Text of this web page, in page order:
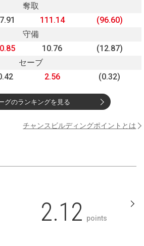
奪取
111.14
(96.60)
守備
10.76
(12.87)
セーブ
2.56 (0.32)
グのランキングを見る
チャンスビルディングポイントとは
2.12 points